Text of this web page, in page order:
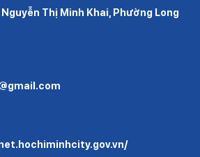
Thị Minh Khai, Phường Long